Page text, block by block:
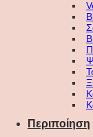
Περιποίηση